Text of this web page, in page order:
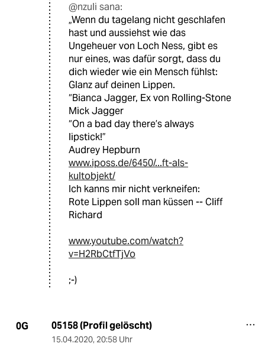
@nzuli sana:
„Wenn du tagelang nicht geschlafen
hast und aussiehst wie das
Ungeheuer von Loch Ness, gibt es
nur eines, was dafür sorgt, dass du
dich wieder wie ein Mensch fühlst:
Glanz auf deinen Lippen.
“Bianca Jagger, Ex von Rolling-Stone
Mick Jagger
“On a bad day there’s always
lipstick!”
Audrey Hepburn
www.iposs.de/6450/...ft-als-
kultobjekt/
Ich kanns mir nicht verkneifen:
Rote Lippen soll man küssen -- Cliff
Richard
www.youtube.com/watch?
v=H2RbCtfTjVo
;-)
0G 05158 (Profil gelöscht)
15.04.2020, 20:58 Uhr